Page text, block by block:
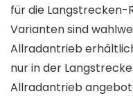
für die Langstrecken-
Varianten sind
Allradantrieb
nur in der
Allradantrieb